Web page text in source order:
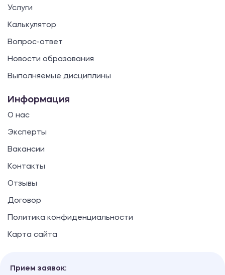
Услуги
Калькулятор
Вопрос-ответ
Новости образования
Выполняемые дисциплины
Информация
О нас
Эксперты
Вакансии
Контакты
Отзывы
Договор
Политика конфиденциальности
Карта сайта
Прием заявок: